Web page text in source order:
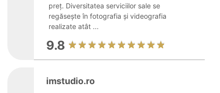
preț. Diversitatea serviciilor sale se
regăsește în fotografia și videografia
realizate atât ...
9.8
imstudio.ro